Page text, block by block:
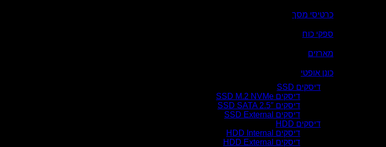
כרטיסי מסך
ספקי כוח
מארזים
כונן אופטי
דיסקים SSD
דיסקים SSD M.2 NVMe
דיסקים SSD SATA 2.5″
דיסקים SSD External
דיסקים HDD
דיסקים HDD Internal
דיסקים HDD External